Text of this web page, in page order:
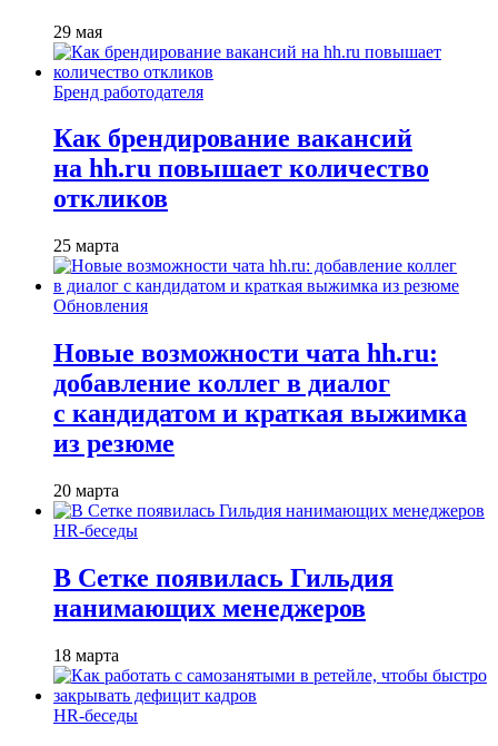
29 мая
Бренд работодателя
Как брендирование вакансий
на hh.ru повышает количество
откликов
25 марта
Обновления
Новые возможности чата hh.ru:
добавление коллег в диалог
с кандидатом и краткая выжимка
из резюме
20 марта
HR-беседы
В Сетке появилась Гильдия
нанимающих менеджеров
18 марта
HR-беседы